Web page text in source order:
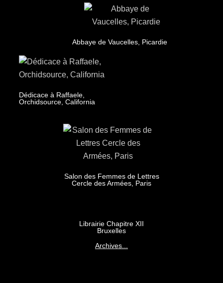
Abbaye de Vaucelles, Picardie
Dédicace à Raffaele,
Orchidsource, California
Salon des Femmes de Lettres
Cercle des Armées, Paris
Librairie Chapitre XII
Bruxelles
Archives...